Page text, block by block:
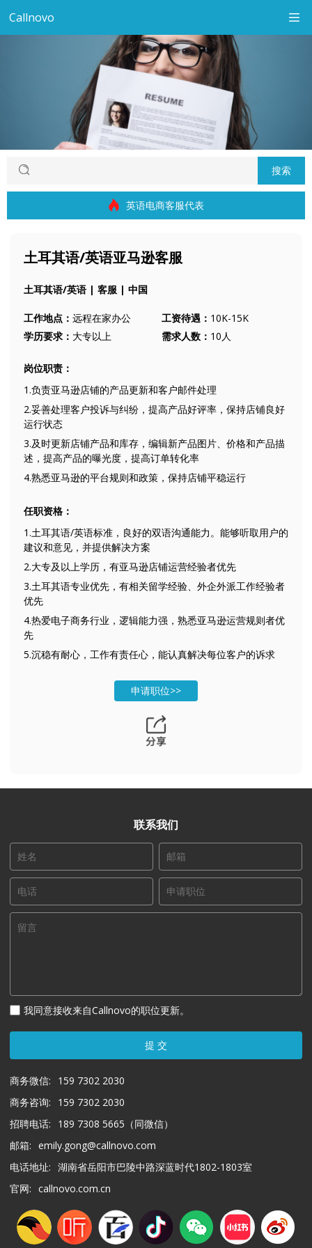
Callnovo
搜索
英语电商客服代表
土耳其语/英语亚马逊客服
土耳其语/英语 | 客服 | 中国
工作地点： 远程在家办公 工资待遇： 10K-15K
学历要求： 大专以上 需求人数： 10人
岗位职责：
1.负责亚马逊店铺的产品更新和客户邮件处理
2.妥善处理客户投诉与纠纷，提高产品好评率，保持店铺良好
运行状态
3.及时更新店铺产品和库存，编辑新产品图片、价格和产品描
述，提高产品的曝光度，提高订单转化率
4.熟悉亚马逊的平台规则和政策，保持店铺平稳运行
任职资格：
1.土耳其语/英语标准，良好的双语沟通能力。能够听取用户的
建议和意见，并提供解决方案
2.大专及以上学历，有亚马逊店铺运营经验者优先
3.土耳其语专业优先，有相关留学经验、外企外派工作经验者
优先
4.热爱电子商务行业，逻辑能力强，熟悉亚马逊运营规则者优
先
5.沉稳有耐心，工作有责任心，能认真解决每位客户的诉求
申请职位>>
联系我们
我同意接收来自Callnovo的职位更新。
提 交
商务微信:
159 7302 2030
商务咨询:
159 7302 2030
招聘电话:
189 7308 5665（同微信）
邮箱: emily.gong@callnovo.com
电话地址: 湖南省岳阳市巴陵中路深蓝时代1802-1803室
官网: callnovo.com.cn